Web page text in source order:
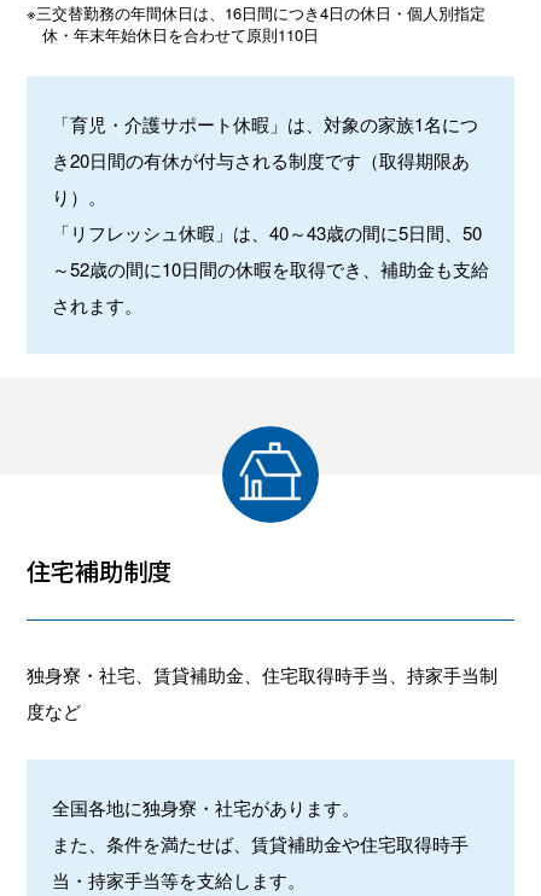
三交替勤務の年間休日は、16日間につき4日の休日・個人別指定
休・年末年始休日を合わせて原則110日
「育児・介護サポート休暇」は、対象の家族1名につ
き20日間の有休が付与される制度です（取得期限あ
り）。
「リフレッシュ休暇」は、40～43歳の間に5日間、50
～52歳の間に10日間の休暇を取得でき、補助金も支給
されます。
住宅補助制度
独身寮・社宅、賃貸補助金、住宅取得時手当、持家手当制
度など
全国各地に独身寮・社宅があります。
また、条件を満たせば、賃貸補助金や住宅取得時手
当・持家手当等を支給します。